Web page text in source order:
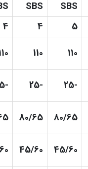
SBS
SBS
5
4
4
110
110
-25
-25
-25
80/65
80/65
45/60
45/60